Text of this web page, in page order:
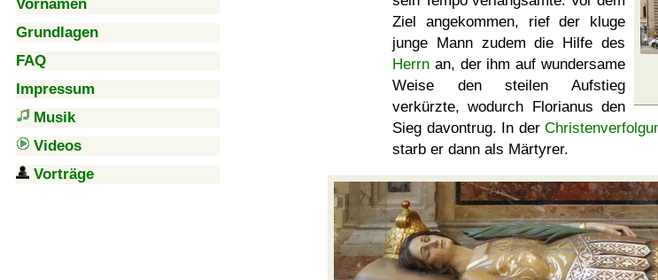
Vornamen
Grundlagen
FAQ
Impressum
Musik
Videos
Vorträge
Ziel angekommen, rief der kluge
junge Mann zudem die Hilfe des
Herrn an, der ihm auf wundersame
Weise den steilen Aufstieg
verkürzte, wodurch Florianus den
Sieg davontrug. In der
starb er dann als Märtyrer.